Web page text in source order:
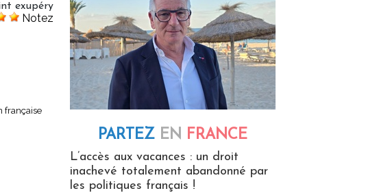
exupéry
Notez
française
PARTEZ EN FRANCE
L’accès aux vacances : un droit
inachevé totalement abandonné par
les politiques français !